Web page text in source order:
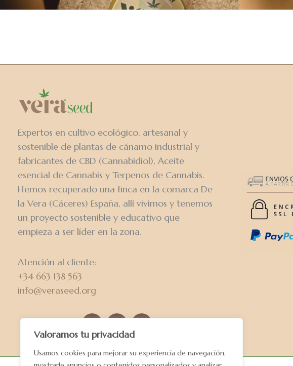
Valoramos tu privacidad
Usamos cookies para mejorar su experiencia de navegación,
Expertos en cultivo ecológico, artesanal y
sostenible de plantas de cáñamo industrial y
fabricantes de CBD (Cannabidiol), Aceite
esencial de Cannabis y Terpenos de Cannabis.
Hemos recuperado una finca en la comarca De
la Vera (Cáceres) España, allí vivimos y tenemos
un proyecto sostenible y educativo que
empieza a ser líder en la zona.
Atención al cliente:
+34 663 138 563
info@veraseed.org